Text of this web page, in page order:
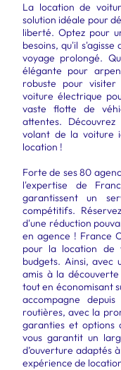
La location de
solution idéale pour
liberté. Optez pour
besoins, qu'il
voyage prolongé.
élégante pour
robuste pour visiter
voiture électrique
vaste flotte de
attentes.
volant de la voiture
location !
Forte de ses 80
l'expertise de
garantissent un
compétitifs.
d'une réduction
en agence ! France
pour la location de
budgets. Ainsi, avec
amis à la
tout en économisant
accompagne
routières, avec la
garanties et options
vous garantit un
d’ouverture adaptés
expérience de